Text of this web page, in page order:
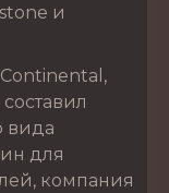
и
вида
для
компания